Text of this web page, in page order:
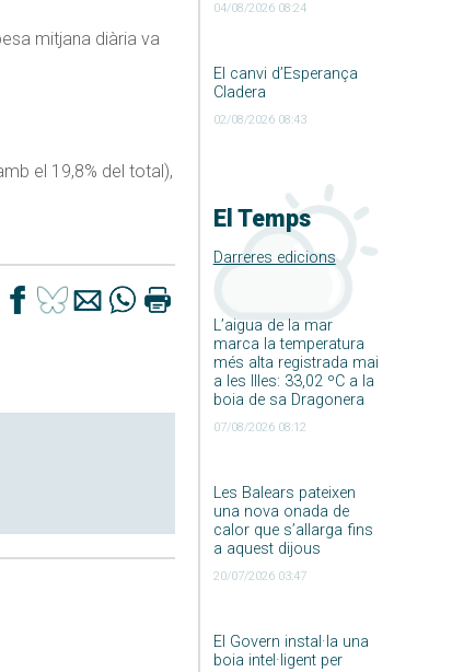
04/08/2026 08:24
El canvi d’Esperança
Cladera
02/08/2026 08:43
El Temps
Darreres edicions
L’aigua de la mar
marca la temperatura
més alta registrada mai
a les Illes: 33,02 ºC a la
boia de sa Dragonera
07/08/2026 08:12
Les Balears pateixen
una nova onada de
calor que s’allarga fins
a aquest dijous
20/07/2026 03:47
El Govern instal·la una
boia intel·ligent per
mitjana diària va
el 19,8% del total),